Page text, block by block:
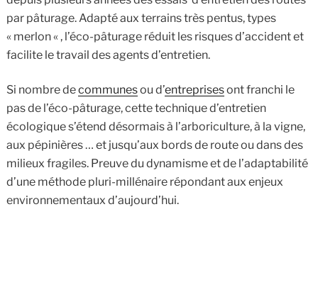
par pâturage. Adapté aux terrains très pentus, types
« merlon « , l’éco-pâturage réduit les risques d’accident et
facilite le travail des agents d’entretien.
Si nombre decommunesou d’entreprisesont franchi le
pas de l’éco-pâturage, cette technique d’entretien
écologique s’étend désormais à l’arboriculture, à la vigne,
aux pépinières … et jusqu’aux bords de route ou dans des
milieux fragiles. Preuve du dynamisme et de l’adaptabilité
d’une méthode pluri-millénaire répondant aux enjeux
environnementaux d’aujourd’hui.